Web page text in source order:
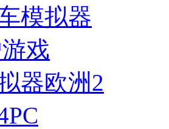
模拟器
戏
器欧洲2